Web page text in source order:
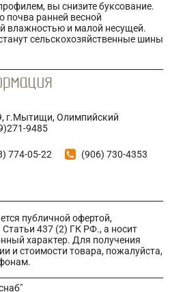
вы снизите буксование.
почва ранней весной
влажностью и малой несущей.
сельскохозяйственные шины
г.Мытищи, Олимпийский
9485
774-05-22 (906) 730-4353
публичной офертой,
437 (2) ГК РФ., а носит
характер. Для получения
и стоимости товара, пожалуйста,